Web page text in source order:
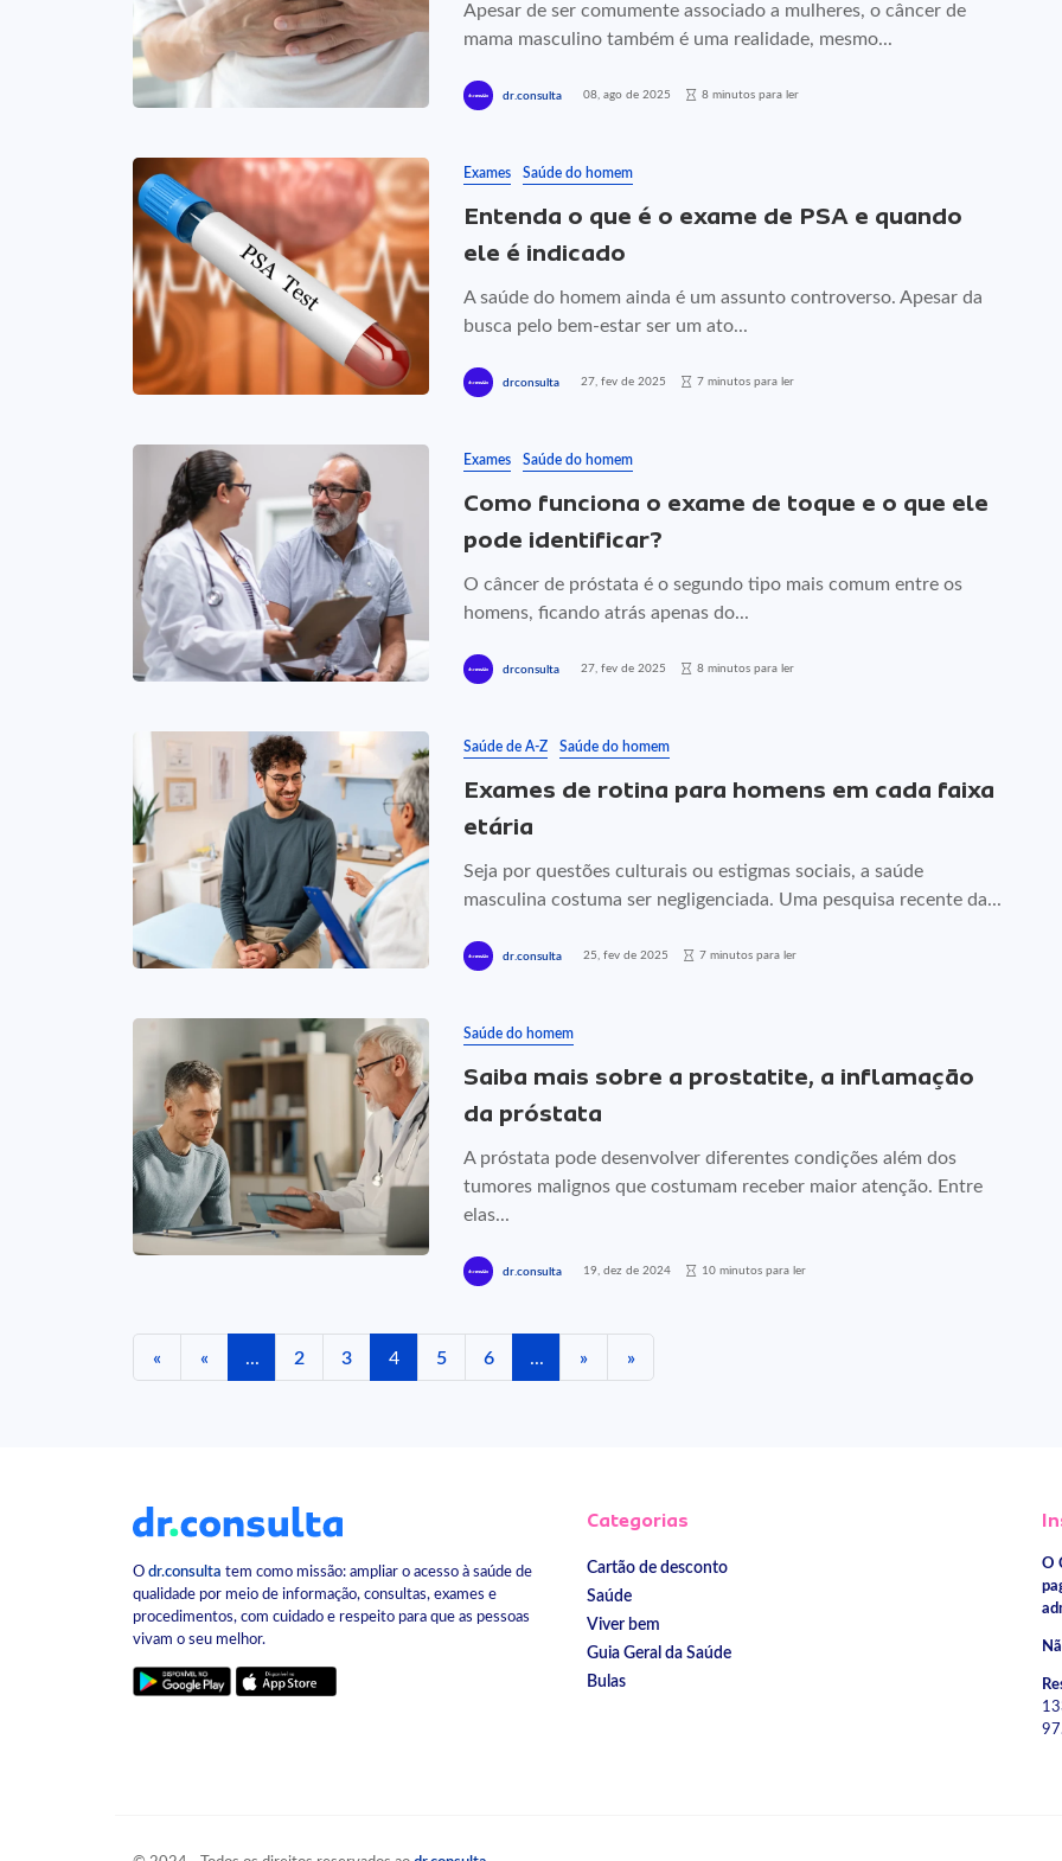
Apesar de ser comumente associado a mulheres, o câncer de
mama masculino também é uma realidade, mesmo...
dr.consulta 08, ago de 2025 8 minutos para ler
Exames Saúde do homem
Entenda o que é o exame de PSA e quando
ele é indicado
A saúde do homem ainda é um assunto controverso. Apesar da
busca pelo bem-estar ser um ato...
drconsulta 27, fev de 2025 7 minutos para ler
Exames Saúde do homem
Como funciona o exame de toque e o que ele
pode identificar?
O câncer de próstata é o segundo tipo mais comum entre os
homens, ficando atrás apenas do...
drconsulta 27, fev de 2025 8 minutos para ler
Saúde de A-Z Saúde do homem
Exames de rotina para homens em cada faixa
etária
Seja por questões culturais ou estigmas sociais, a saúde
masculina costuma ser negligenciada. Uma pesquisa recente da...
dr.consulta 25, fev de 2025 7 minutos para ler
Saúde do homem
Saiba mais sobre a prostatite, a inflamação
da próstata
A próstata pode desenvolver diferentes condições além dos
tumores malignos que costumam receber maior atenção. Entre
elas...
dr.consulta 19, dez de 2024 10 minutos para ler
« « ... 2 3 4 5 6 ... » »
O dr.consulta tem como missão: ampliar o acesso à saúde de
qualidade por meio de informação, consultas, exames e
procedimentos, com cuidado e respeito para que as pessoas
vivam o seu melhor.
Categorias
Cartão de desconto
Saúde
Viver bem
Guia Geral da Saúde
Bulas
O